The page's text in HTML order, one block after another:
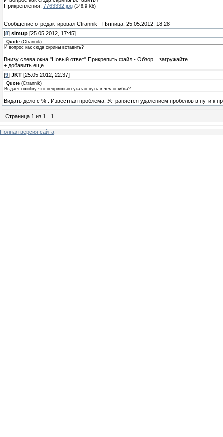
Прикрепления: 7763332.jpg (148.9 Kb)
Сообщение отредактировал Ctrannik - Пятница, 25.05.2012, 18:28
[8] simup [25.05.2012, 17:45]
Quote (Ctrannik)
И вопрос как сюда скрины вставить?
Внизу слева окна "Новый ответ" Прикрепить файл - Обзор = загружайте
+ добавить еще
[9] JKT [25.05.2012, 22:37]
Quote (Ctrannik)
Выдаёт ошибку что непрвильно указан путь-в чём ошибка?
Видать дело с % . Известная проблема. Устраняется удалением пробелов в пути
Страница 1 из 1 1
Полная версия сайта